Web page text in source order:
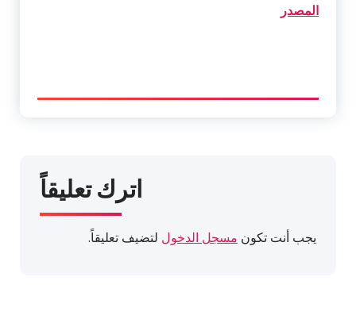
المصدر
اترك تعليقاً
يجب أنت تكون مسجل الدخوللتضيف تعليقاً.